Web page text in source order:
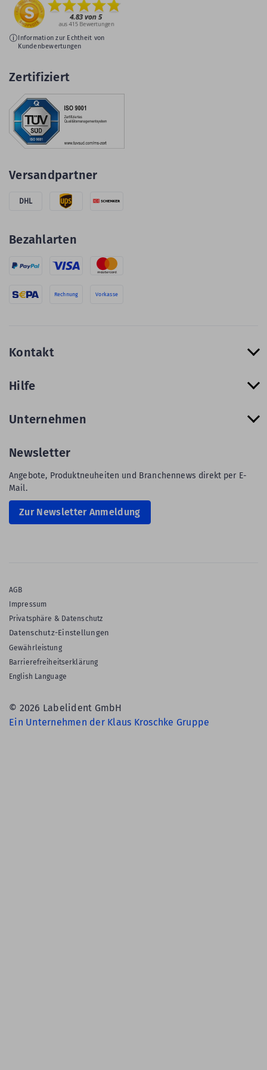
Information zur Echtheit von
Kundenbewertungen
Zertifiziert
Versandpartner
DHL
Bezahlarten
Rechnung Vorkasse
Kontakt
Hilfe
Unternehmen
Newsletter
Angebote, Produktneuheiten und Branchennews direkt per E-
Mail.
Zur Newsletter Anmeldung
AGB
Impressum
Privatsphäre & Datenschutz
Datenschutz-Einstellungen
Gewährleistung
Barrierefreiheitserklärung
English Language
© 2026 Labelident GmbH
Ein Unternehmen der Klaus Kroschke Gruppe